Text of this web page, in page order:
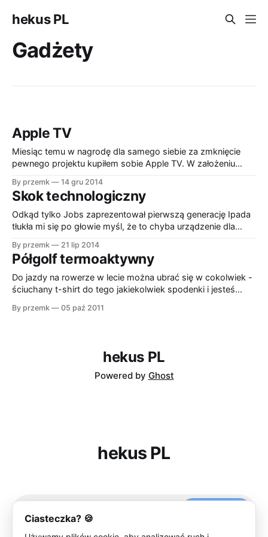
Ciasteczka? 🍪
hekus PL
Gadżety
Apple TV
Miesiąc temu w nagrodę dla samego siebie za zmknięcie
pewnego projektu kupiłem sobie Apple TV. W założeniu
Itunes, oglądania filmów i innych materiałów z VOD, grać na
tablecie wyświetlając obraz na telewizorze. Pierwsza funkcja
jest realizowana lepiej niż bardzo dobrze. W
By przemk 14 gru 2014
Skok technologiczny
Odkąd tylko Jobs zaprezentował pierwszą generację Ipada
tłukła mi się po głowie myśl, że to chyba urządzenie dla
nie przemówił do mnie. Po jakimś czasie zdecydowałem się i
kupiłem swojego pierwszego tableta z prawie Linuksem na
pokładzie, ale po pewnym czasie doszedłem do
By przemk 21 lip 2014
Półgolf termoaktywny
Do jazdy na rowerze w lecie można ubrać się w cokolwiek -
ściuchany t-shirt do tego jakiekolwiek spodenki i jesteś
od potu do pleców nie stanowi większego problemu. Od
By przemk 05 paź 2011
hekus PL
Powered by Ghost
hekus PL